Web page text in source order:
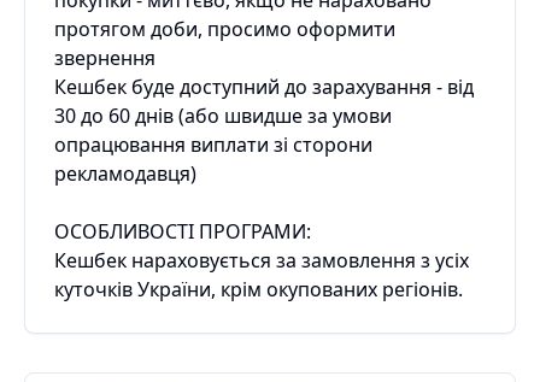
протягом доби, просимо оформити
звернення
Кешбек буде доступний до зарахування - від
30 до 60 днів (або швидше за умови
опрацювання виплати зі сторони
рекламодавця)
ОСОБЛИВОСТІ ПРОГРАМИ:
Кешбек нараховується за замовлення з усіх
куточків України, крім окупованих регіонів.